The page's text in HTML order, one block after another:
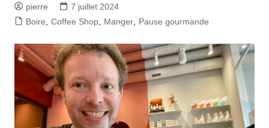
pierre
7 juillet 2024
Boire
Coffee Shop, Manger, Pause gourmande